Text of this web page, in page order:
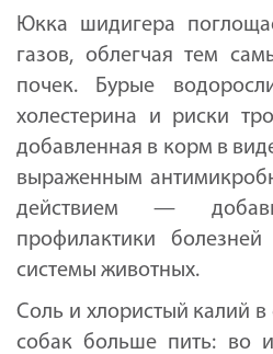
Юкка шидигера
газов, облегчая тем
почек. Бурые
холестерина и риски
добавленная в корм в
выраженным
действием —
профилактики болезней
системы животных.
Соль и хлористый калий в
собак больше пить: во